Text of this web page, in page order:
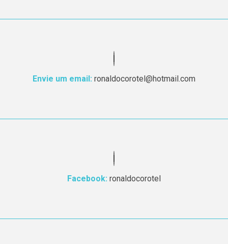
Envie um email: ronaldocorotel@hotmail.com
Facebook: ronaldocorotel